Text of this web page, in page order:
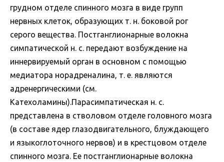
грудном отделе спинного мозга в виде групп
нервных клеток, образующих т. н. боковой рог
серого вещества. Постганглионарные волокна
симпатической н. с. передают возбуждение на
иннервируемый орган в основном с помощью
медиатора норадреналина, т. е. являются
адренергическими (см.
Катехоламины).Парасимпатическая н. с.
представлена в стволовом отделе головного мозга
(в составе ядер глазодвигательного, блуждающего
и языкоглоточного нервов) и в крестцовом отделе
спинного мозга. Ее постганглионарные волокна